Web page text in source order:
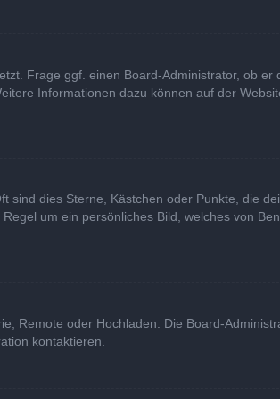
Frage ggf. einen Board-Administrator, ob er
Informationen dazu können auf der
sind dies Sterne, Kästchen oder Punkte, die
um ein persönliches Bild, welches von
Remote oder Hochladen. Die Board-
kontaktieren.